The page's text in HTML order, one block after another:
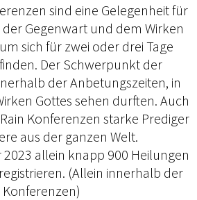
sind eine Gelegenheit für
Gegenwart und dem Wirken
sich für zwei oder drei Tage
Der Schwerpunkt der
der Anbetungszeiten, in
Gottes sehen durften. Auch
Konferenzen starke Prediger
aus der ganzen Welt.
allein knapp 900 Heilungen
(Allein innerhalb der
Konferenzen)